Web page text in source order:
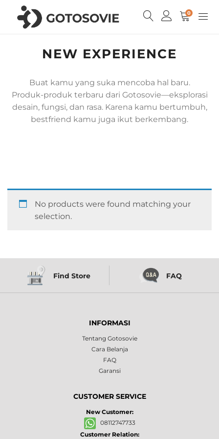
0
NEW EXPERIENCE
Buat kamu yang suka mencoba hal baru.
Produk-produk terbaru dari Gotosovie—eksplorasi
desain, fungsi, dan rasa. Karena kamu bertumbuh,
bestfriend kamu juga ikut berkembang.
No products were found matching your
selection.
Find Store FAQ
INFORMASI
Tentang Gotosovie
Cara Belanja
FAQ
Garansi
CUSTOMER SERVICE
New Customer:
08112747733
Customer Relation: